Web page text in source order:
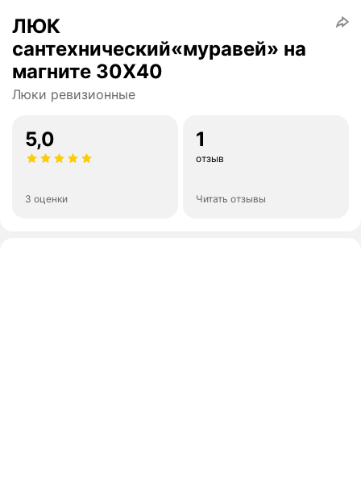
ЛЮК
сантехнический«муравей» на
магните 30Х40
Люки ревизионные
5,0
3 оценки
1
отзыв
Читать отзывы